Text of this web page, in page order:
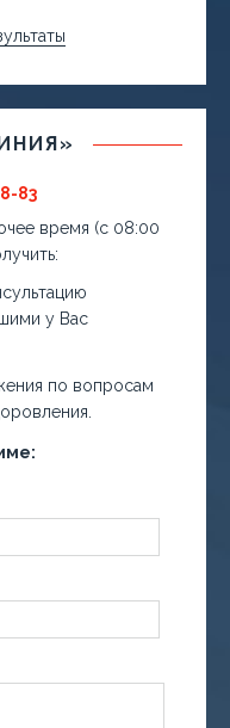
83
время (с 08:00
у Вас
по вопросам